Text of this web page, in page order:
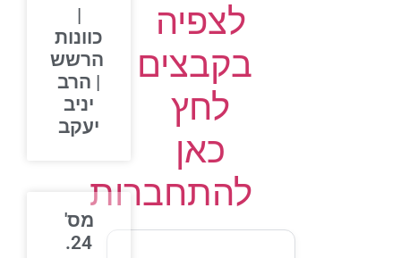
לצפיה
בקבצים
לחץ
כאן
להתחברות
כוונות
הרשש
| הרב
יניב
יעקב
מס'
24.